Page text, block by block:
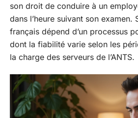
son droit de conduire à un
dans l’heure suivant son examen.
français dépend d’un processus
dont la fiabilité varie selon les
la charge des serveurs de l’ANTS.